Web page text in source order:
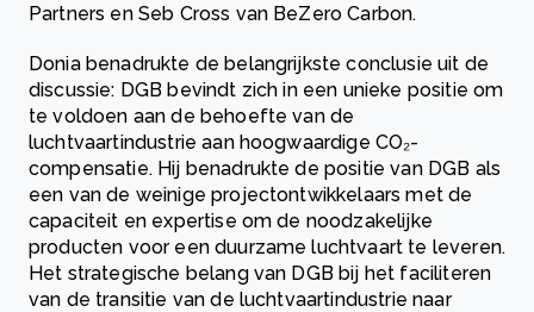
Partners en Seb Cross van BeZero Carbon.
Donia benadrukte de belangrijkste conclusie uit de
discussie: DGB bevindt zich in een unieke positie om
te voldoen aan de behoefte van de
luchtvaartindustrie aan hoogwaardige CO₂-
compensatie. Hij benadrukte de positie van DGB als
een van de weinige projectontwikkelaars met de
capaciteit en expertise om de noodzakelijke
producten voor een duurzame luchtvaart te leveren.
Het strategische belang van DGB bij het faciliteren
van de transitie van de luchtvaartindustrie naar